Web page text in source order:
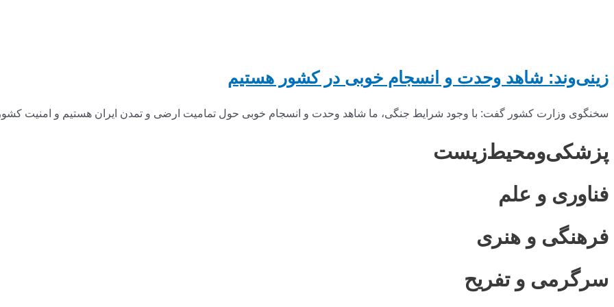
زینی‌وند: شاهد وحدت و انسجام خوبی در کشور هستیم
سخنگوی وزارت کشور گفت: با وجود شرایط جنگی، ما شاهد وحدت و انسجام خوبی حول تمامیت ارضی و تمدن ایران هستیم و امنیت
پزشکی‌ومحیط‌زیست
فناوری و علم
فرهنگی و هنری
سرگرمی و تفریح